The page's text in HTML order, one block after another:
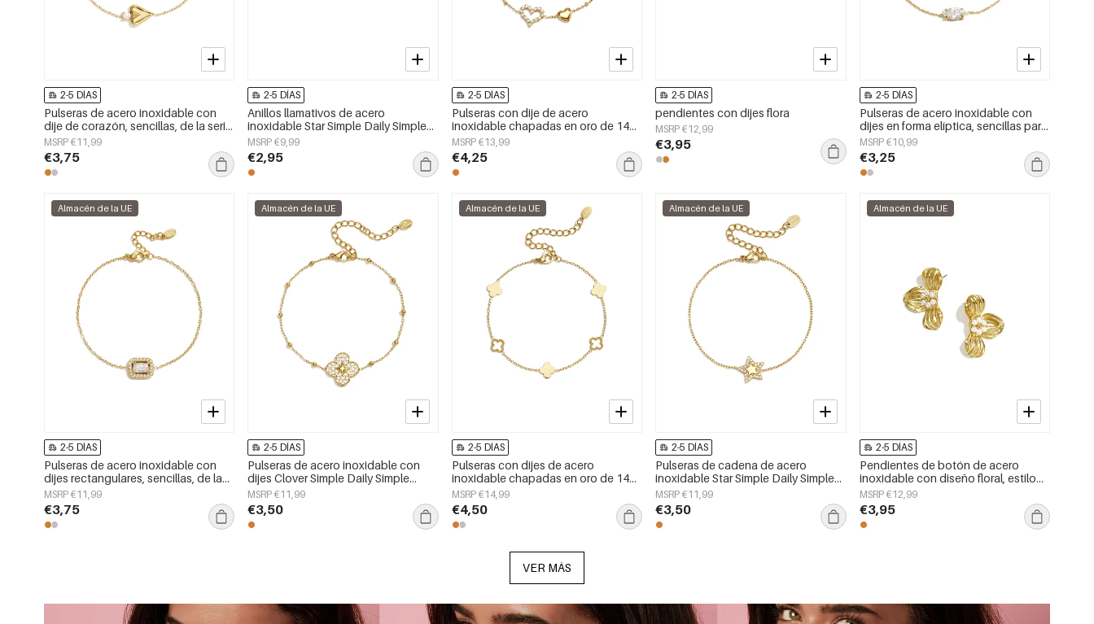
2-5 DÍAS
Pulseras de acero inoxidable con
dije de corazón, sencillas, de la serie
Daily Simple, joyería para mujer
MSRP €11,99
€3,75
2-5 DÍAS
Anillos llamativos de acero
inoxidable Star Simple Daily Simple
Series Joyería para mujer
MSRP €9,99
€2,95
2-5 DÍAS
Pulseras con dije de acero
inoxidable chapadas en oro de 14
quilates, diseño de corazón, estilo
sencillo para uso diario, serie Simple.
Joyería para mujer.
MSRP €13,99
€4,25
2-5 DÍAS
pendientes con dijes flora
MSRP €12,99
€3,95
2-5 DÍAS
Pulseras de acero inoxidable con
dijes en forma elíptica, sencillas para
uso diario, de la serie Simple. Joyería
para mujer.
MSRP €10,99
€3,25
Almacén de la UE
2-5 DÍAS
Pulseras de acero inoxidable con
dijes rectangulares, sencillas, de la
serie Daily Simple, joyería para mujer.
MSRP €11,99
€3,75
Almacén de la UE
2-5 DÍAS
Pulseras de acero inoxidable con
dijes Clover Simple Daily Simple
Series Joyería para mujer
MSRP €11,99
€3,50
Almacén de la UE
2-5 DÍAS
Pulseras con dijes de acero
inoxidable chapadas en oro de 14
quilates, serie Clover Simple Daily
Simple, joyería para mujer
MSRP €14,99
€4,50
Almacén de la UE
2-5 DÍAS
Pulseras de cadena de acero
inoxidable Star Simple Daily Simple
Series Joyería para mujer
MSRP €11,99
€3,50
Almacén de la UE
2-5 DÍAS
Pendientes de botón de acero
inoxidable con diseño floral, estilo
casual y romántico para mujer.
MSRP €12,99
€3,95
VER MÁS